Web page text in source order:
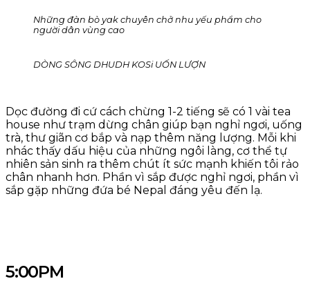
Những đàn bò yak chuyên chở nhu yếu phẩm cho
người dân vùng cao
DÒNG SÔNG DHUDH KOSi UỐN LƯỢN
Dọc đường đi cứ cách chừng 1-2 tiếng sẽ có 1 vài tea
house như trạm dừng chân giúp bạn nghỉ ngơi, uống
trà, thư giãn cơ bắp và nạp thêm năng lượng. Mỗi khi
nhác thấy dấu hiệu của những ngôi làng, cơ thể tự
nhiên sản sinh ra thêm chút ít sức mạnh khiến tôi rảo
chân nhanh hơn. Phần vì sắp được nghỉ ngơi, phần vì
sắp gặp những đứa bé Nepal đáng yêu đến lạ.
5:00PM